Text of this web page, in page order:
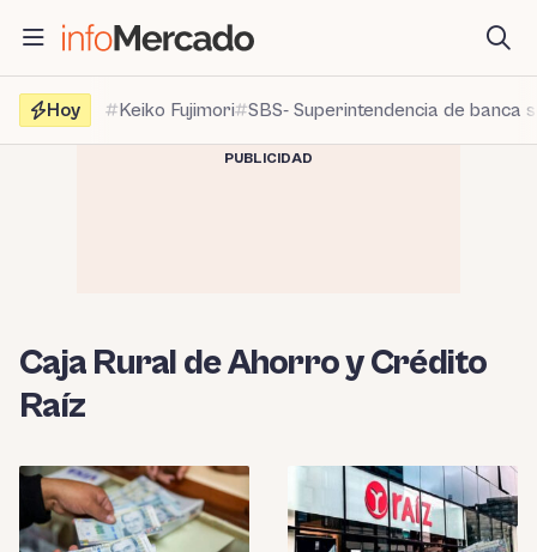
contenido
Hoy
Keiko Fujimori SBS- Superintendencia de banca
PUBLICIDAD
Caja Rural de Ahorro y Crédito
Raíz